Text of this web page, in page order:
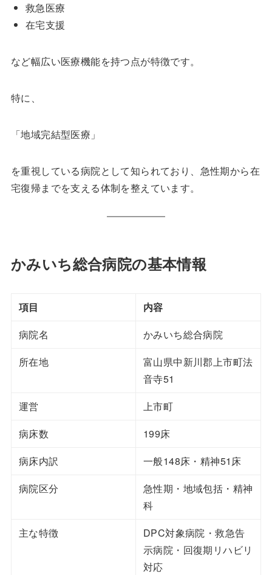
救急医療
在宅支援
など幅広い医療機能を持つ点が特徴です。
特に、
「地域完結型医療」
を重視している病院として知られており、急性期から在
宅復帰までを支える体制を整えています。
かみいち総合病院の基本情報
項目
内容
病院名
かみいち総合病院
所在地
富山県中新川郡上市町法
音寺51
運営
上市町
病床数
199床
病床内訳
一般148床・精神51床
病院区分
急性期・地域包括・精神
科
主な特徴
DPC対象病院・救急告
示病院・回復期リハビリ
対応